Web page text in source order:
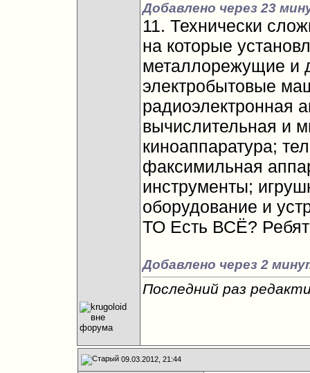
Добавлено через 23
11. Технически
на которые
металлорежущие и
электробытовые
радиоэлектронная
вычислительная и
киноаппаратура;
факсимильная
инструменты;
оборудование и
ТО Есть ВСЁ?
Добавлено через 2
Последний раз
09.03.2012, 21:44